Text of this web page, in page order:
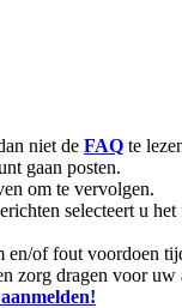
niet de FAQ te
gaan posten.
om te vervolgen.
selecteert u
of fout voordoen
zorg dragen voor